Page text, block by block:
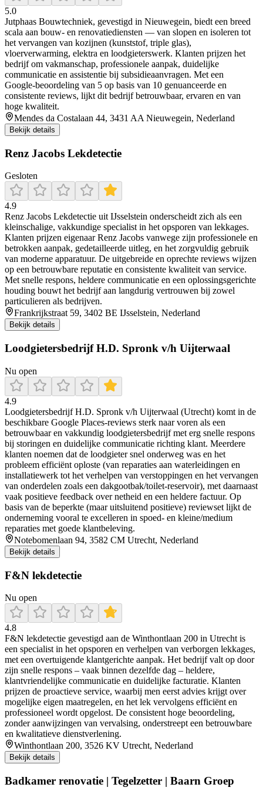
5.0
Jutphaas Bouwtechniek, gevestigd in Nieuwegein, biedt een breed
scala aan bouw- en renovatiediensten — van slopen en isoleren tot
het vervangen van kozijnen (kunststof, triple glas),
vloerverwarming, elektra en loodgieterswerk. Klanten prijzen het
bedrijf om vakmanschap, professionele aanpak, duidelijke
communicatie en assistentie bij subsidieaanvragen. Met een
Google‑beoordeling van 5 op basis van 10 genuanceerde en
consistente reviews, lijkt dit bedrijf betrouwbaar, ervaren en van
hoge kwaliteit.
Mendes da Costalaan 44, 3431 AA Nieuwegein, Nederland
Bekijk details
Renz Jacobs Lekdetectie
Gesloten
4.9
Renz Jacobs Lekdetectie uit IJsselstein onderscheidt zich als een
kleinschalige, vakkundige specialist in het opsporen van lekkages.
Klanten prijzen eigenaar Renz Jacobs vanwege zijn professionele en
betrokken aanpak, gedetailleerde uitleg, en het zorgvuldig gebruik
van moderne apparatuur. De uitgebreide en oprechte reviews wijzen
op een betrouwbare reputatie en consistente kwaliteit van service.
Met snelle respons, heldere communicatie en een oplossingsgerichte
houding bouwt het bedrijf aan langdurig vertrouwen bij zowel
particulieren als bedrijven.
Frankrijkstraat 59, 3402 BE IJsselstein, Nederland
Bekijk details
Loodgietersbedrijf H.D. Spronk v/h Uijterwaal
Nu open
4.9
Loodgietersbedrijf H.D. Spronk v/h Uijterwaal (Utrecht) komt in de
beschikbare Google Places-reviews sterk naar voren als een
betrouwbaar en vakkundig loodgietersbedrijf met erg snelle respons
bij storingen en duidelijke communicatie richting klant. Meerdere
klanten noemen dat de loodgieter snel onderweg was en het
probleem efficiënt oploste (van reparaties aan waterleidingen en
installatiewerk tot het verhelpen van verstoppingen en het vervangen
van onderdelen zoals een dakgootbak/toilet-reservoir), met daarnaast
vaak positieve feedback over netheid en een heldere factuur. Op
basis van de beperkte (maar uitsluitend positieve) reviewset lijkt de
onderneming vooral te excelleren in spoed- en kleine/medium
reparaties met goede klantbeleving.
Notebomenlaan 94, 3582 CM Utrecht, Nederland
Bekijk details
F&N lekdetectie
Nu open
4.8
F&N lekdetectie gevestigd aan de Winthontlaan 200 in Utrecht is
een specialist in het opsporen en verhelpen van verborgen lekkages,
met een overtuigende klantgerichte aanpak. Het bedrijf valt op door
zijn snelle respons – vaak binnen dezelfde dag – heldere,
klantvriendelijke communicatie en duidelijke facturatie. Klanten
prijzen de proactieve service, waarbij men eerst advies krijgt over
mogelijke eigen maatregelen, en het lek vervolgens efficiënt en
professioneel wordt opgelost. De consistent hoge beoordeling,
zonder aanwijzingen van vervalsing, onderstreept een betrouwbare
en kwalitatieve dienstverlening.
Winthontlaan 200, 3526 KV Utrecht, Nederland
Bekijk details
Badkamer renovatie | Tegelzetter | Baarn Groep